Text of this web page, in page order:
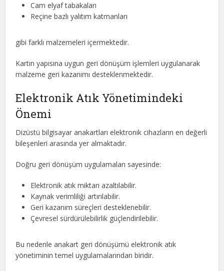
Cam elyaf tabakaları
Reçine bazlı yalıtım katmanları
gibi farklı malzemeleri içermektedir.
Kartın yapısına uygun geri dönüşüm işlemleri uygulanarak
malzeme geri kazanımı desteklenmektedir.
Elektronik Atık Yönetimindeki
Önemi
Dizüstü bilgisayar anakartları elektronik cihazların en değerli
bileşenleri arasında yer almaktadır.
Doğru geri dönüşüm uygulamaları sayesinde:
Elektronik atık miktarı azaltılabilir.
Kaynak verimliliği artırılabilir.
Geri kazanım süreçleri desteklenebilir.
Çevresel sürdürülebilirlik güçlendirilebilir.
Bu nedenle anakart geri dönüşümü elektronik atık
yönetiminin temel uygulamalarından biridir.